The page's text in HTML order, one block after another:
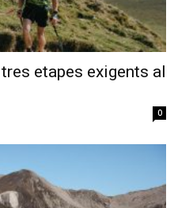
etapes exigents al
0